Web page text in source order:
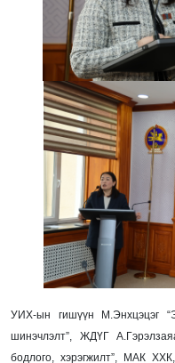
УИХ-ын гишүүн М.Энхцэцэг
шинэчлэлт”, ЖДҮГ
бодлого, хэрэгжилт”, МАК